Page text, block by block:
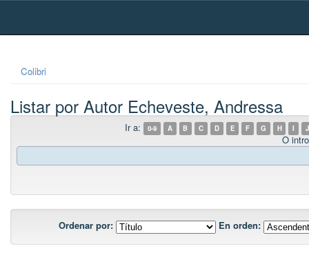
Skip
Colibri
Listar por Autor Echeveste, Andressa
Ir a: 0-9 A B C D E F G H I J
O
Ordenar por: En orden: